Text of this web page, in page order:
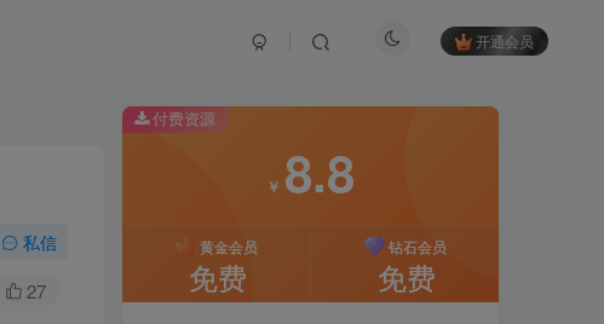
开通会员
私信
27
付费资源
￥ 8.8
黄金会员
免费
钻石会员
免费